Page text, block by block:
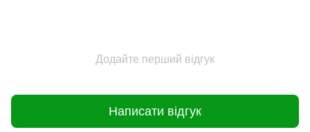
Додайте перший відгук
Написати відгук